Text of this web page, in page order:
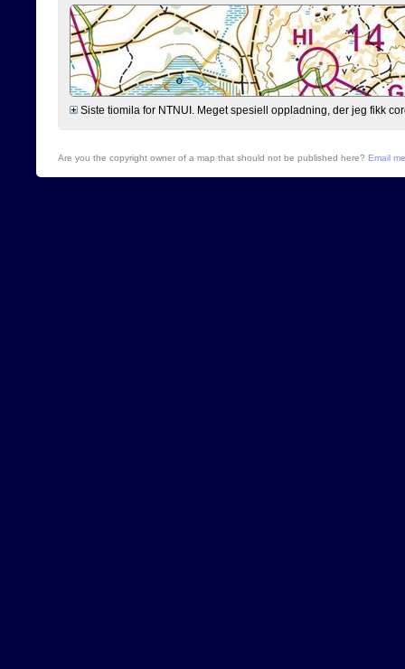
Siste tiomila for NTNUI. Meget spesiell oppladning, der jeg fikk
Are you the copyright owner of a map that should not be published here? Email me